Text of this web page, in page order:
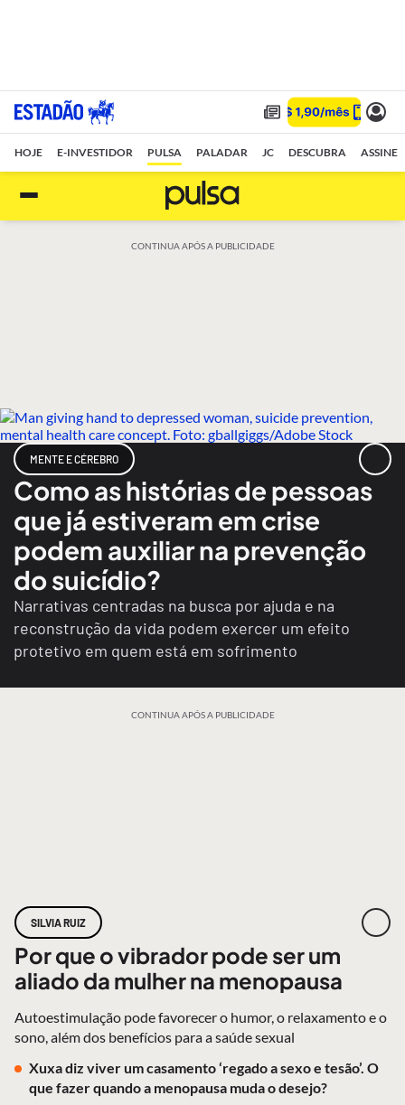
HOJE E-INVESTIDOR PULSA PALADAR JC DESCUBRA ASSINE
CONTINUA APÓS A PUBLICIDADE
MENTE E CÉREBRO
Como as histórias de pessoas
que já estiveram em crise
podem auxiliar na prevenção
do suicídio?
Narrativas centradas na busca por ajuda e na
reconstrução da vida podem exercer um efeito
protetivo em quem está em sofrimento
CONTINUA APÓS A PUBLICIDADE
SILVIA RUIZ
Por que o vibrador pode ser um
aliado da mulher na menopausa
Autoestimulação pode favorecer o humor, o relaxamento e o
sono, além dos benefícios para a saúde sexual
Xuxa diz viver um casamento ‘regado a sexo e tesão’. O
que fazer quando a menopausa muda o desejo?